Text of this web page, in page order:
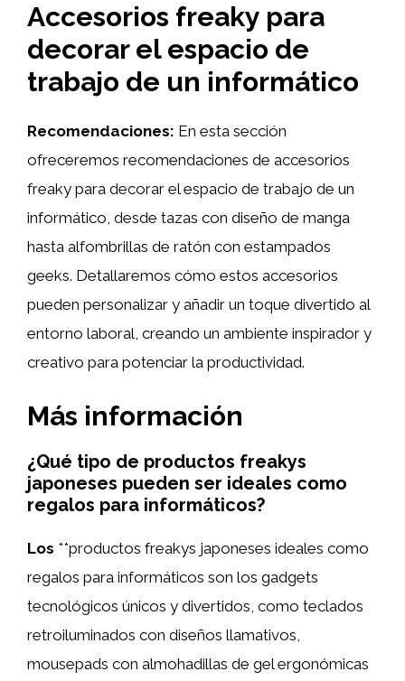
Accesorios freaky para
decorar el espacio de
trabajo de un informático
Recomendaciones: En esta sección
ofreceremos recomendaciones de accesorios
freaky para decorar el espacio de trabajo de un
informático, desde tazas con diseño de manga
hasta alfombrillas de ratón con estampados
geeks. Detallaremos cómo estos accesorios
pueden personalizar y añadir un toque divertido al
entorno laboral, creando un ambiente inspirador y
creativo para potenciar la productividad.
Más información
¿Qué tipo de productos freakys
japoneses pueden ser ideales como
regalos para informáticos?
Los **productos freakys japoneses ideales como
regalos para informáticos son los gadgets
tecnológicos únicos y divertidos, como teclados
retroiluminados con diseños llamativos,
mousepads con almohadillas de gel ergonómicas